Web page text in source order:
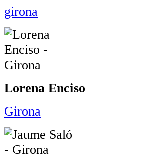
girona
Lorena Enciso
Girona